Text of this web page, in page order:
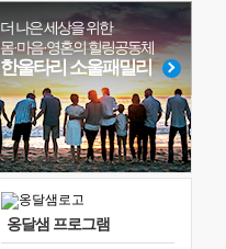
꿈이 실제가 되는 것
'말 타는 법'을 먼저
졸업식 사진을 보며
극심한 변비, 어깨결림, 수면 장애
아픈 아버지를 위한 공간 설계
슬럼프
보고 싶은 어머니
못된 꼰대들
#명상
#힐링
#면역력
#위기
#도움
#링컨학교
#바이러스
#삶
#비전캠프
#나눔
#희망
#계획
더 나은 세상을 위한
몸·마음·영혼의 힐링공동체
한울타리 소울패밀리
옹달샘 프로그램